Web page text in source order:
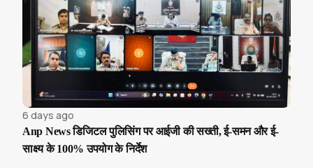
6 days ago
Anp News डिजिटल पुलिसिंग पर आईजी की सख्ती, ई-समन और ई-
साक्ष्य के 100% उपयोग के निर्देश